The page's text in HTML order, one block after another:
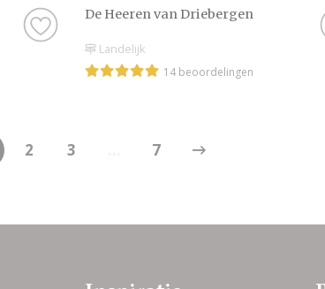
De Heeren van Driebergen
Landelijk
14 beoordelingen
2 3 7